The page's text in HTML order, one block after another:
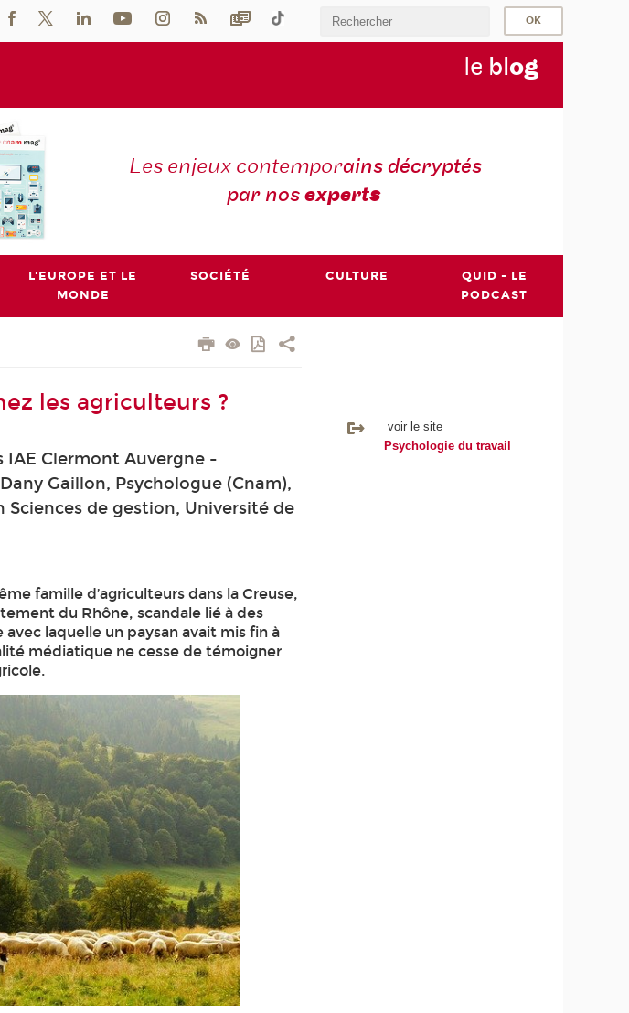
le blog
Les enjeux contemporains décryptés
par nosexperts
L'EUROPE ET LE
MONDE
SOCIÉTÉ CULTURE
QUID - LE
PODCAST
les agriculteurs ?
IAE Clermont Auvergne -
Gaillon, Psychologue (Cnam),
de gestion, Université de
famille d’agriculteurs dans la Creuse,
du Rhône, scandale lié à des
laquelle un paysan avait mis fin à
médiatique ne cesse de témoigner
voir le site
Psychologie du travail